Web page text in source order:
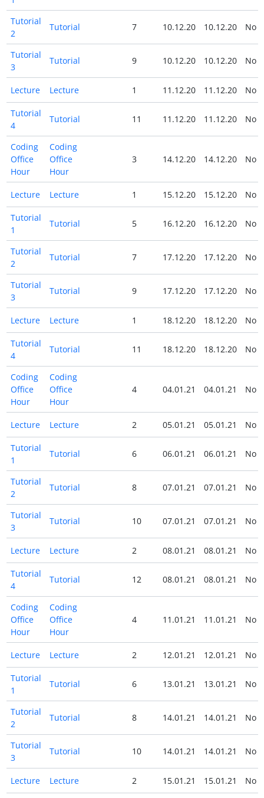
Tutorial
2
Tutorial 7 10.12.20 10.12.20 No
Tutorial
3
Tutorial 9 10.12.20 10.12.20 No
Lecture Lecture 1 11.12.20 11.12.20 No
Tutorial
4
Tutorial 11 11.12.20 11.12.20 No
Coding
Office
Hour
Coding
Office
Hour
3 14.12.20 14.12.20 No
Lecture Lecture 1 15.12.20 15.12.20 No
Tutorial
1
Tutorial 5 16.12.20 16.12.20 No
Tutorial
2
Tutorial 7 17.12.20 17.12.20 No
Tutorial
3
Tutorial 9 17.12.20 17.12.20 No
Lecture Lecture 1 18.12.20 18.12.20 No
Tutorial
4
Tutorial 11 18.12.20 18.12.20 No
Coding
Office
Hour
Coding
Office
Hour
4 04.01.21 04.01.21 No
Lecture Lecture 2 05.01.21 05.01.21 No
Tutorial
1
Tutorial 6 06.01.21 06.01.21 No
Tutorial
2
Tutorial 8 07.01.21 07.01.21 No
Tutorial
3
Tutorial 10 07.01.21 07.01.21 No
Lecture Lecture 2 08.01.21 08.01.21 No
Tutorial
4
Tutorial 12 08.01.21 08.01.21 No
Coding
Office
Hour
Coding
Office
Hour
4 11.01.21 11.01.21 No
Lecture Lecture 2 12.01.21 12.01.21 No
Tutorial
1
Tutorial 6 13.01.21 13.01.21 No
Tutorial
2
Tutorial 8 14.01.21 14.01.21 No
Tutorial
3
Tutorial 10 14.01.21 14.01.21 No
Lecture Lecture 2 15.01.21 15.01.21 No